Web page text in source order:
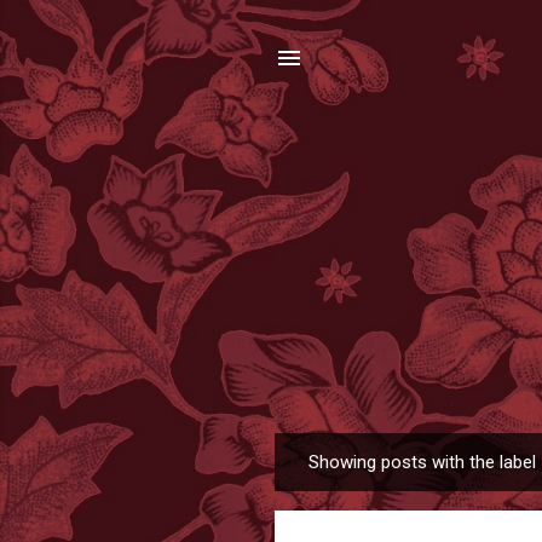
o
Showing posts with the label